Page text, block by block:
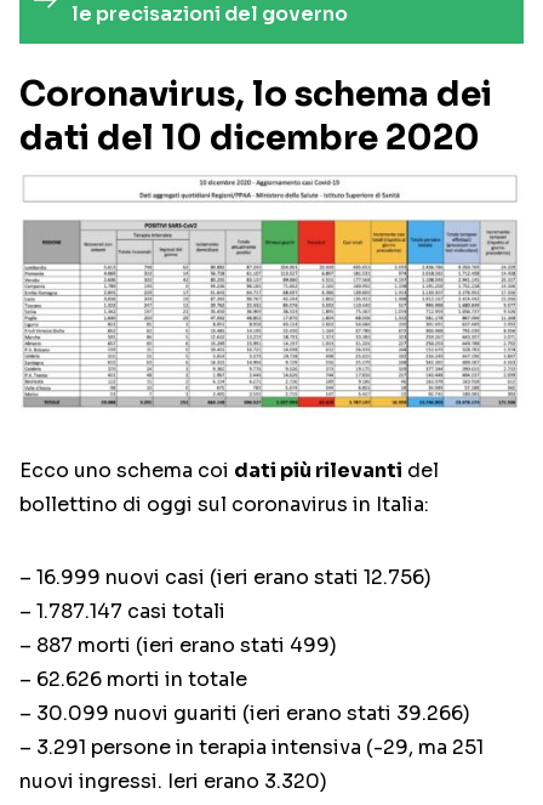
le precisazioni del governo
Coronavirus, lo schema dei
dati del 10 dicembre 2020
Ecco uno schema coi dati più rilevanti del
bollettino di oggi sul coronavirus in Italia:
– 16.999 nuovi casi (ieri erano stati 12.756)
– 1.787.147 casi totali
– 887 morti (ieri erano stati 499)
– 62.626 morti in totale
– 30.099 nuovi guariti (ieri erano stati 39.266)
– 3.291 persone in terapia intensiva (-29, ma 251
nuovi ingressi. Ieri erano 3.320)